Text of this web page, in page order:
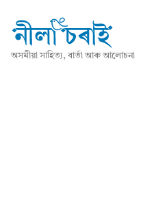
অসমীয়া সাহিত্য, বাৰ্তা আৰু আলোচনা